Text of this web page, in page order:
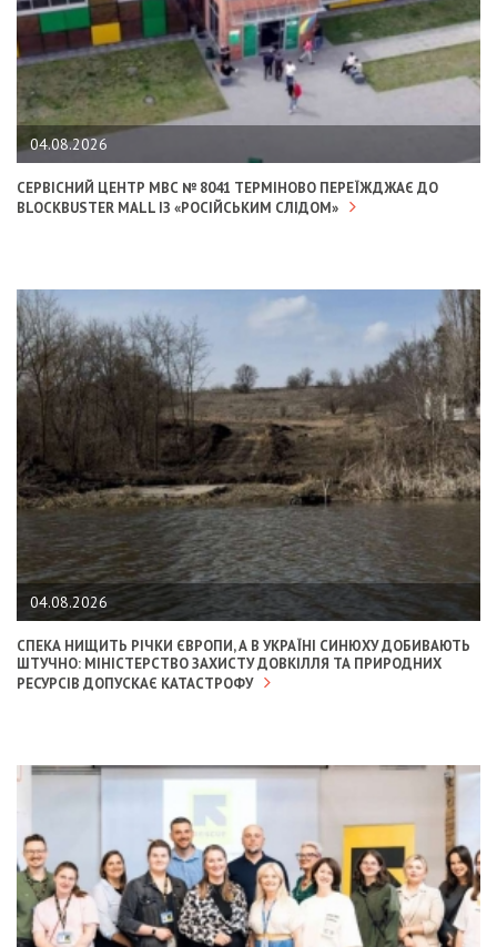
04.08.2026
СЕРВІСНИЙ ЦЕНТР МВС № 8041 ТЕРМІНОВО ПЕРЕЇЖДЖАЄ ДО
BLOCKBUSTER MALL ІЗ «РОСІЙСЬКИМ СЛІДОМ»
04.08.2026
СПЕКА НИЩИТЬ РІЧКИ ЄВРОПИ, А В УКРАЇНІ СИНЮХУ ДОБИВАЮТЬ
ШТУЧНО: МІНІСТЕРСТВО ЗАХИСТУ ДОВКІЛЛЯ ТА ПРИРОДНИХ
РЕСУРСІВ ДОПУСКАЄ КАТАСТРОФУ